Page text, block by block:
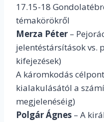
17.15-18
témakörökről
Merza Péter –
jelentéstársítások vs.
kifejezések)
A káromkodás
kialakulásától a
megjelenéséig)
Polgár Ágnes – A